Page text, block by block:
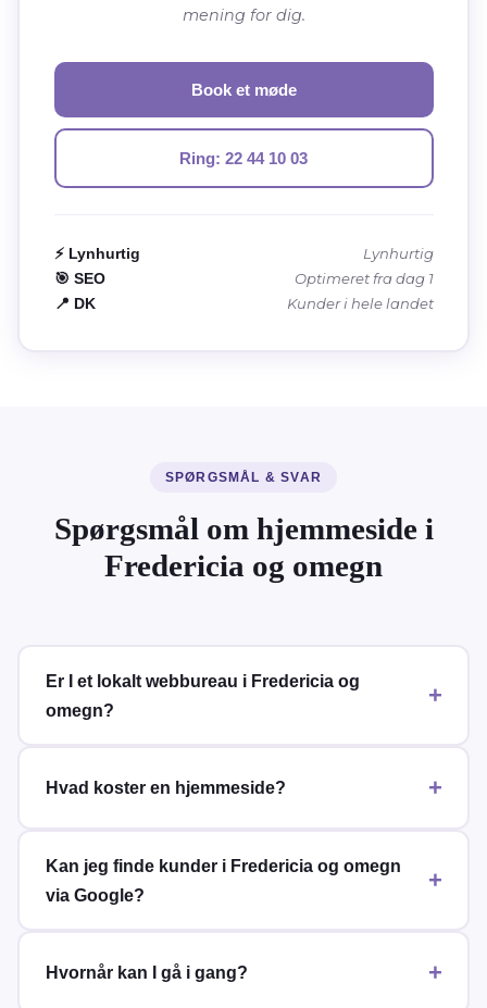
mening for dig.
Book et møde
Ring: 22 44 10 03
⚡ Lynhurtig
Lynhurtig
🎯 SEO
Optimeret fra dag 1
📍 DK
Kunder i hele landet
SPØRGSMÅL & SVAR
Spørgsmål om hjemmeside i
Fredericia og omegn
Er I et lokalt webbureau i Fredericia og
omegn?
Hvad koster en hjemmeside?
Kan jeg finde kunder i Fredericia og omegn
via Google?
Hvornår kan I gå i gang?